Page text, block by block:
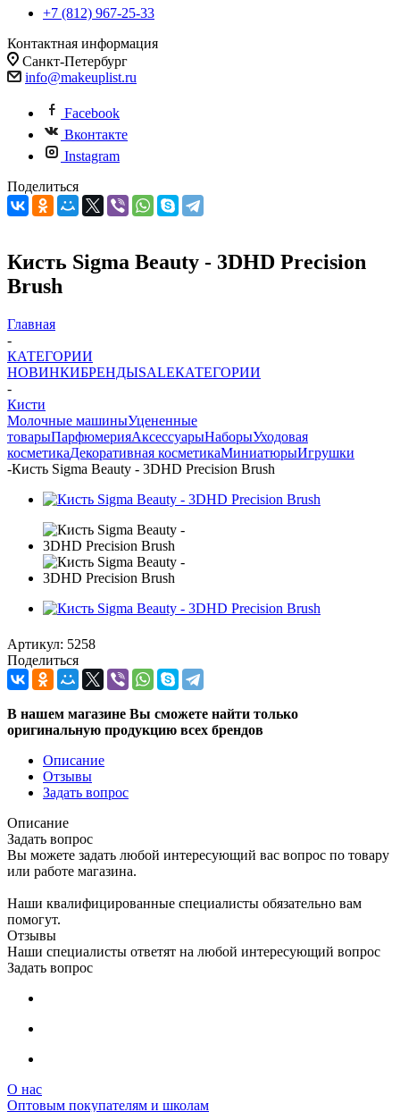
+7 (812) 967-25-33
Контактная информация
Санкт-Петербург
info@makeuplist.ru
Facebook
Вконтакте
Instagram
Поделиться
Кисть Sigma Beauty - 3DHD Precision
Brush
Главная
-
КАТЕГОРИИ
НОВИНКИБРЕНДЫSALEКАТЕГОРИИ
-
Кисти
Молочные машиныУцененные
товарыПарфюмерияАксессуарыНаборыУходовая
косметикаДекоративная косметикаМиниатюрыИгрушки
-Кисть Sigma Beauty - 3DHD Precision Brush
Артикул: 5258
Поделиться
В нашем магазине Вы сможете найти только
оригинальную продукцию всех брендов
Описание
Отзывы
Задать вопрос
Описание
Задать вопрос
Вы можете задать любой интересующий вас вопрос по товару
или работе магазина.
Наши квалифицированные специалисты обязательно вам
помогут.
Отзывы
Наши специалисты ответят на любой интересующий вопрос
Задать вопрос
О нас
Оптовым покупателям и школам